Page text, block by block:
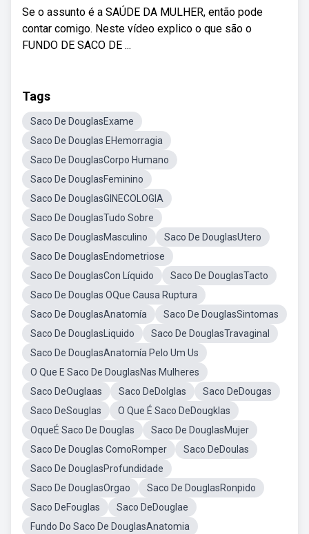
Se o assunto é a SAÚDE DA MULHER, então pode
contar comigo. Neste vídeo explico o que são o
FUNDO DE SACO DE ...
Tags
Saco De DouglasExame
Saco De Douglas EHemorragia
Saco De DouglasCorpo Humano
Saco De DouglasFeminino
Saco De DouglasGINECOLOGIA
Saco De DouglasTudo Sobre
Saco De DouglasMasculino
Saco De DouglasUtero
Saco De DouglasEndometriose
Saco De DouglasCon Líquido
Saco De DouglasTacto
Saco De Douglas OQue Causa Ruptura
Saco De DouglasAnatomía
Saco De DouglasSintomas
Saco De DouglasLiquido
Saco De DouglasTravaginal
Saco De DouglasAnatomía Pelo Um Us
O Que E Saco De DouglasNas Mulheres
Saco DeOuglaas
Saco DeDolglas
Saco DeDougas
Saco DeSouglas
O Que É Saco DeDougklas
OqueÉ Saco De Douglas
Saco De DouglasMujer
Saco De Douglas ComoRomper
Saco DeDoulas
Saco De DouglasProfundidade
Saco De DouglasOrgao
Saco De DouglasRonpido
Saco DeFouglas
Saco DeDouglae
Fundo Do Saco De DouglasAnatomia